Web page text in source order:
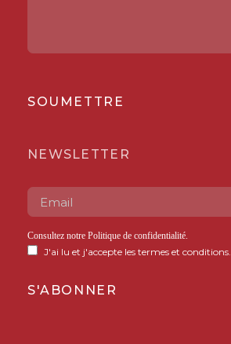
SOUMETTRE
NEWSLETTER
Consultez notre Politique de confidentialité.
J'ai lu et j'accepte les termes et conditions.